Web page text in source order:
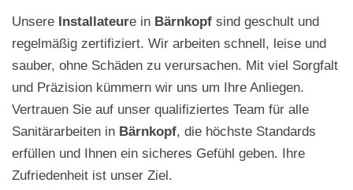
Unsere Installateure in Bärnkopf sind geschult und
regelmäßig zertifiziert. Wir arbeiten schnell, leise und
sauber, ohne Schäden zu verursachen. Mit viel Sorgfalt
und Präzision kümmern wir uns um Ihre Anliegen.
Vertrauen Sie auf unser qualifiziertes Team für alle
Sanitärarbeiten in Bärnkopf, die höchste Standards
erfüllen und Ihnen ein sicheres Gefühl geben. Ihre
Zufriedenheit ist unser Ziel.